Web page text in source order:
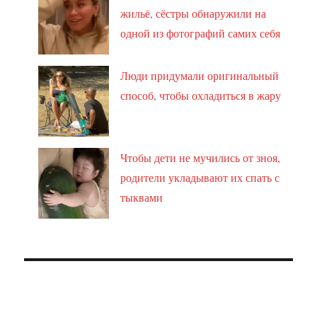
жильё, сёстры обнаружили на
одной из фотографий самих себя
Люди придумали оригинальный
способ, чтобы охладиться в жару
Чтобы дети не мучились от зноя,
родители укладывают их спать с
тыквами